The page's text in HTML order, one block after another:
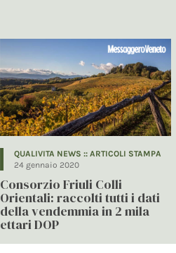
QUALIVITA NEWS :: ARTICOLI STAMPA
24 gennaio 2020
Consorzio Friuli Colli
Orientali: raccolti tutti i dati
della vendemmia in 2 mila
ettari DOP